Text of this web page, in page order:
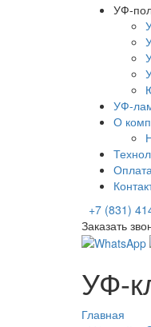
УФ-
УФ-
О
+7 (831)
Заказать
УФ-
Главная